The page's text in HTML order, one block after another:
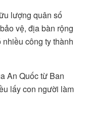
lượng quân số
vệ, địa bàn rộng
công ty thành
An Quốc từ Ban
lấy con người làm